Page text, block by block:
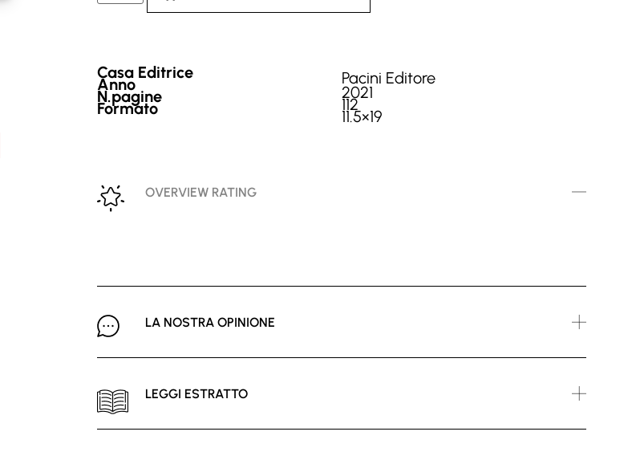
Casa Editrice Pacini Editore
Anno 2021
N.pagine 112
Formato 11.5×19
OVERVIEW RATING
LA NOSTRA OPINIONE
LEGGI ESTRATTO